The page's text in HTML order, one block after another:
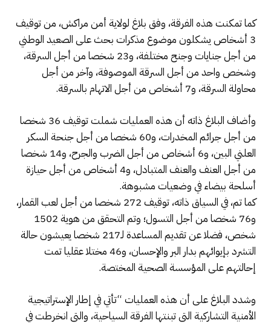
كما تمكنت هذه الفرقة، وفق بلاغ لولاية أمن مراكش، من توقيف
3 أشخاص يشكلون موضوع مذكرات بحث على الصعيد الوطني
من أجل جنايات وجنح مختلفة، و23 شخصا من أجل السرقة،
وشخص واحد من أجل السرقة الموصوفة، وآخر من أجل
محاولة السرقة، و7 أشخاص من أجل الاتهام بالسرقة.
وأضاف البلاغ ذاته أن هذه العمليات شملت توقيف 36 شخصا
من أجل جرائم المخدرات، و60 شخصا من أجل جنحة السكر
العلني البين، و6 أشخاص من أجل الضرب والجرح، و14 شخصا
من أجل العنف والعنف المتبادل، و4 أشخاص من أجل حيازة
أسلحة بيضاء في وضعيات مشبوهة.
كما تم، في السياق ذاته، توقيف 272 شخصا من أجل لعب القمار،
و76 شخصا من أجل التسول؛ وتم التحقق من هوية 1502
شخص، فضلا عن تقديم المساعدة لـ217 شخصا يعيشون حالة
التشرد بإيوائهم بدار البر والإحسان، و46 مختلا عقليا تمت
إحالتهم على المؤسسة الصحية المختصة.
وشدد البلاغ على أن هذه العمليات “تأتي في إطار الإستراتيجية
الأمنية التشاركية التي تبنتها الفرقة السياحية، والتي انخرطت في